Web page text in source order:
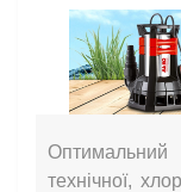
технічної,